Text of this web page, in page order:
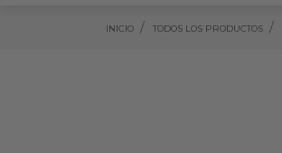
INICIO TODOS LOS PRODUCTOS